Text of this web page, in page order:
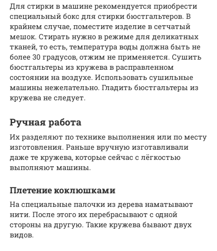
Для стирки в машине рекомендуется приобрести
специальный бокс для стирки бюстгальтеров. В
крайнем случае, поместите изделие в сетчатый
мешок. Стирать нужно в режиме для деликатных
тканей, то есть, температура воды должна быть не
более 30 градусов, отжим не применяется. Сушить
бюстгальтеры из кружева в расправленном
состоянии на воздухе. Использовать сушильные
машины нежелательно. Гладить бюстгальтеры из
кружева не следует.
Ручная работа
Их разделяют по технике выполнения или по месту
изготовления. Раньше вручную изготавливали
даже те кружева, которые сейчас с лёгкостью
выполняют машины.
Плетение коклюшками
На специальные палочки из дерева наматывают
нити. После этого их перебрасывают с одной
стороны на другую. Такие кружева бывают двух
видов.